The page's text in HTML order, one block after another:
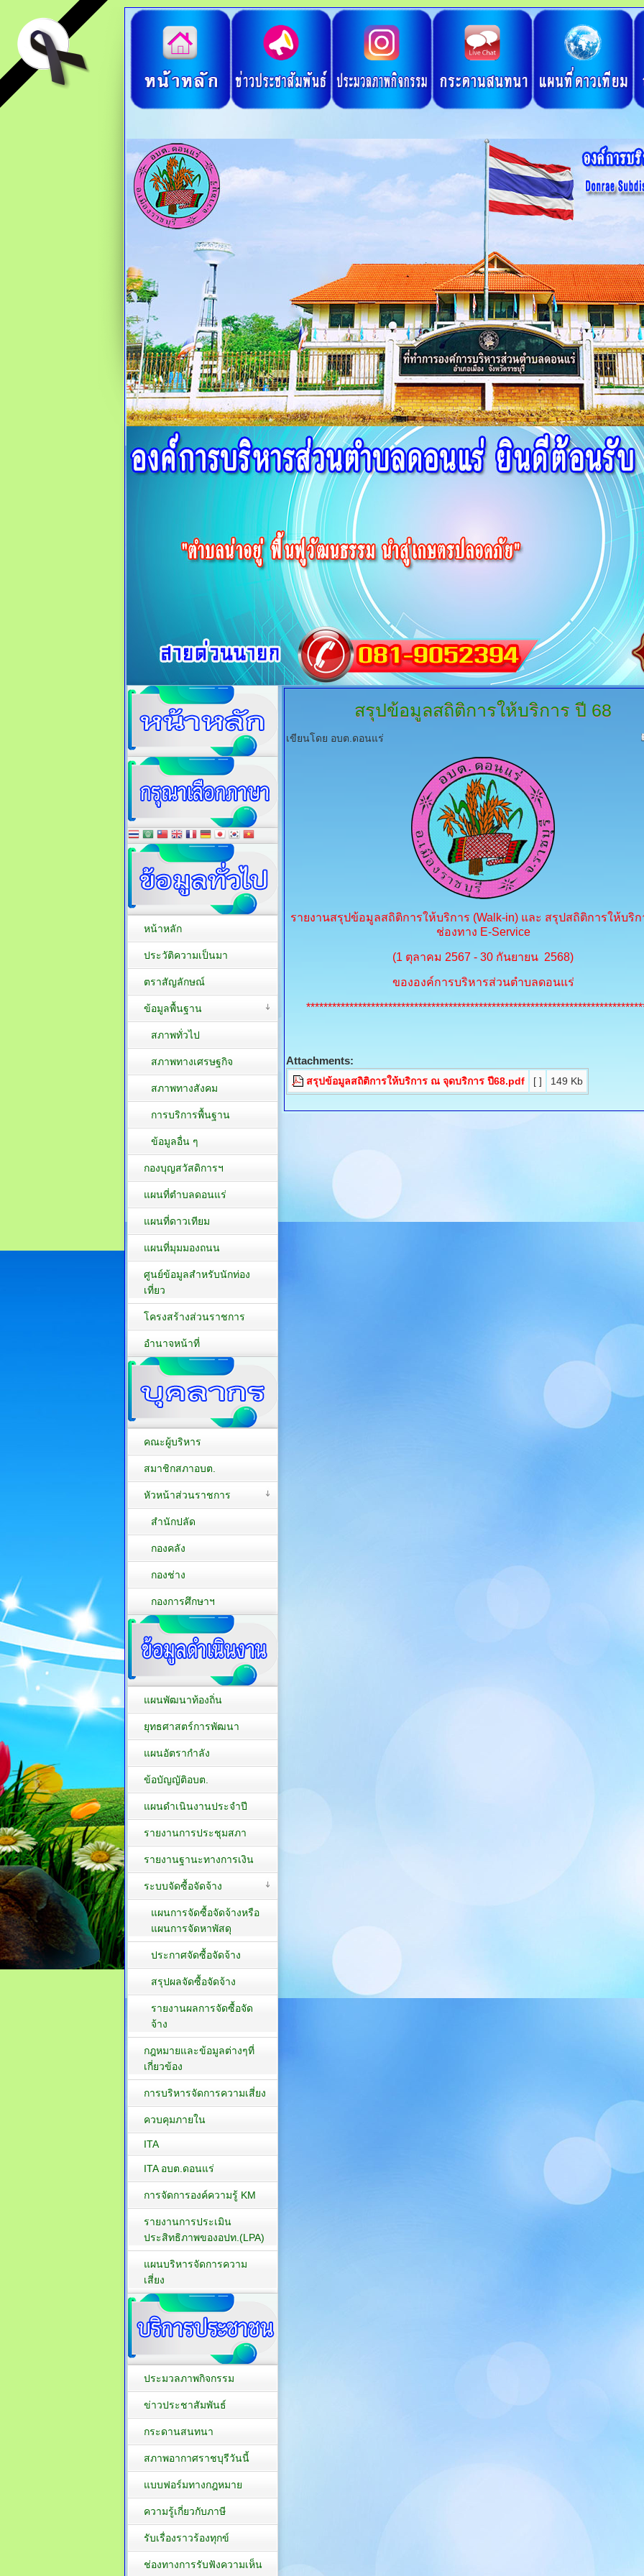
สรุปข้อมูลสถิติการให้บริการ ปี 68
เขียนโดย อบต.ดอนแร่
รายงานสรุปข้อมูลสถิติการให้บริการ (Walk-in) และ สรุปสถิติการให้บริ
ช่องทาง E-Service
(1 ตุลาคม 2567 - 30 กันยายน 2568)
ขององค์การบริหารส่วนตำบลดอนแร่
Attachments:
สรุปข้อมูลสถิติการให้บริการ ณ จุดบริการ ปี68.pdf [ ] 149 Kb
หน้าหลัก
ประวัติความเป็นมา
ตราสัญลักษณ์
ข้อมูลพื้นฐาน
สภาพทั่วไป
สภาพทางเศรษฐกิจ
สภาพทางสังคม
การบริการพื้นฐาน
ข้อมูลอื่น ๆ
กองบุญสวัสดิการฯ
แผนที่ตำบลดอนแร่
แผนที่ดาวเทียม
แผนที่มุมมองถนน
ศูนย์ข้อมูลสำหรับนักท่อง
เที่ยว
โครงสร้างส่วนราชการ
อำนาจหน้าที่
คณะผู้บริหาร
สมาชิกสภาอบต.
หัวหน้าส่วนราชการ
สำนักปลัด
กองคลัง
กองช่าง
กองการศึกษาฯ
แผนพัฒนาท้องถิ่น
ยุทธศาสตร์การพัฒนา
แผนอัตรากำลัง
ข้อบัญญัติอบต.
แผนดำเนินงานประจำปี
รายงานการประชุมสภา
รายงานฐานะทางการเงิน
ระบบจัดซื้อจัดจ้าง
แผนการจัดซื้อจัดจ้างหรือ
แผนการจัดหาพัสดุ
ประกาศจัดซื้อจัดจ้าง
สรุปผลจัดซื้อจัดจ้าง
รายงานผลการจัดซื้อจัด
จ้าง
กฎหมายและข้อมูลต่างๆที่
เกี่ยวข้อง
การบริหารจัดการความเสี่ยง
ควบคุมภายใน
ITA
ITA อบต.ดอนแร่
การจัดการองค์ความรู้ KM
รายงานการประเมิน
ประสิทธิภาพของอปท.(LPA)
แผนบริหารจัดการความ
เสี่ยง
ประมวลภาพกิจกรรม
ข่าวประชาสัมพันธ์
กระดานสนทนา
สภาพอากาศราชบุรีวันนี้
แบบฟอร์มทางกฎหมาย
ความรู้เกี่ยวกับภาษี
รับเรื่องราวร้องทุกข์
ช่องทางการรับฟังความเห็น